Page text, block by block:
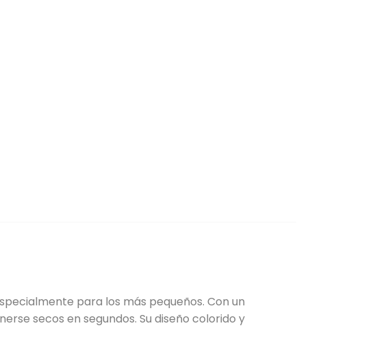
para los más pequeños. Con un
secos en segundos. Su diseño colorido y